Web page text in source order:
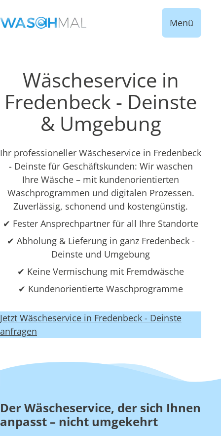
Menü
Wäscheservice in
Fredenbeck - Deinste
& Umgebung
Ihr professioneller Wäscheservice in Fredenbeck
- Deinste für Geschäftskunden: Wir waschen
Ihre Wäsche – mit kundenorientierten
Waschprogrammen und digitalen Prozessen.
Zuverlässig, schonend und kostengünstig.
✔ Fester Ansprechpartner für all Ihre Standorte
✔ Abholung & Lieferung in ganz Fredenbeck -
Deinste und Umgebung
✔ Keine Vermischung mit Fremdwäsche
✔ Kundenorientierte Waschprogramme
Jetzt Wäscheservice in Fredenbeck - Deinste
anfragen
Der Wäscheservice, der sich Ihnen
anpasst – nicht umgekehrt